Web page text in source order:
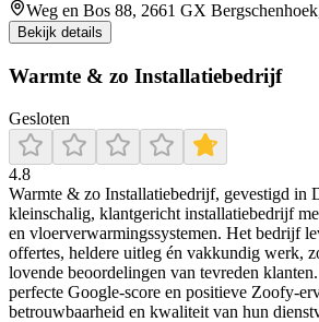
Weg en Bos 88, 2661 GX
Bekijk details
Warmte & zo Installatiebedrijf
Gesloten
4.8
Warmte & zo Installatiebedrijf, gevestigd in
kleinschalig, klantgericht installatiebedrijf
en vloerverwarmingssystemen. Het bedrijf
offertes, heldere uitleg én vakkundig werk,
lovende beoordelingen van tevreden
perfecte Google‑score en positieve
betrouwbaarheid en kwaliteit van hun